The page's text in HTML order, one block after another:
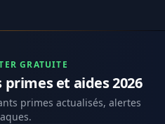
GRATUITE
et aides 2026
primes actualisés, alertes